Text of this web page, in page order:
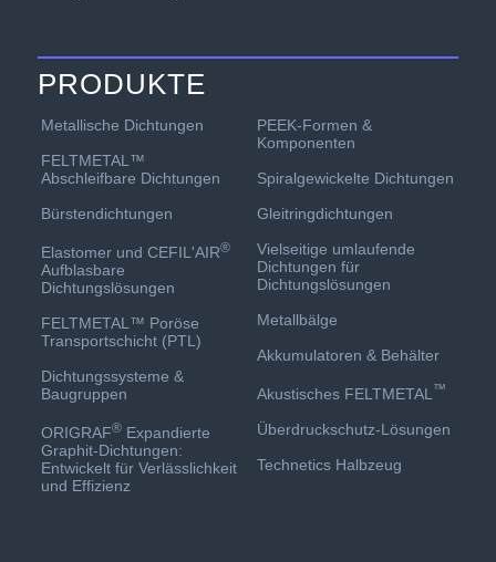
PRODUKTE
Metallische Dichtungen
FELTMETAL™
Abschleifbare Dichtungen
Bürstendichtungen
Elastomer und CEFIL'AIR®
Aufblasbare
Dichtungslösungen
FELTMETAL™ Poröse
Transportschicht (PTL)
Dichtungssysteme &
Baugruppen
ORIGRAF®Expandierte
Graphit-Dichtungen:
Entwickelt für Verlässlichkeit
und Effizienz
PEEK-Formen &
Komponenten
Spiralgewickelte Dichtungen
Gleitringdichtungen
Vielseitige umlaufende
Dichtungen für
Dichtungslösungen
Metallbälge
Akkumulatoren & Behälter
Akustisches FELTMETAL ™
Überdruckschutz-Lösungen
Technetics Halbzeug